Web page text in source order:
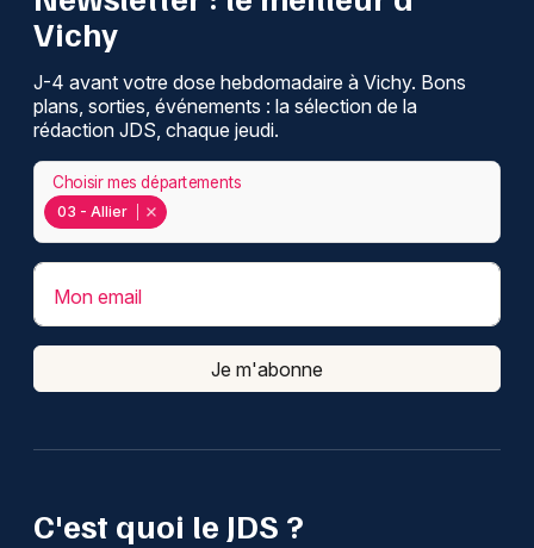
C'est quoi le JDS ?
Vichy
J-4 avant votre dose hebdomadaire à Vichy. Bons
plans, sorties, événements : la sélection de la
rédaction JDS, chaque jeudi.
03 - Allier
Choisir mes départements
Mon email
Je m'abonne